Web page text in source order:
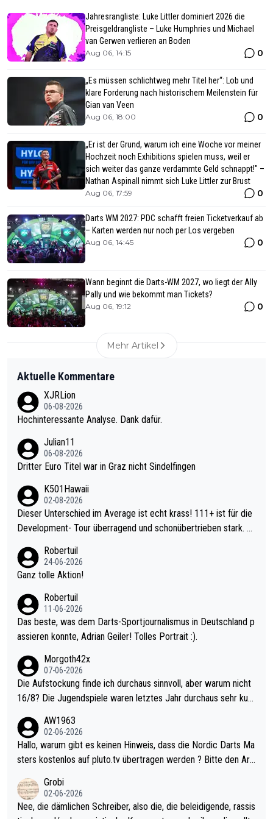
Jahresrangliste: Luke Littler dominiert 2026 die
Preisgeldrangliste – Luke Humphries und Michael
van Gerwen verlieren an Boden
Aug 06, 14:15 0
„Es müssen schlichtweg mehr Titel her“: Lob und
klare Forderung nach historischem Meilenstein für
Gian van Veen
Aug 06, 18:00 0
„Er ist der Grund, warum ich eine Woche vor meiner
Hochzeit noch Exhibitions spielen muss, weil er
sich weiter das ganze verdammte Geld schnappt!" –
Nathan Aspinall nimmt sich Luke Littler zur Brust
Aug 06, 17:59 0
Darts WM 2027: PDC schafft freien Ticketverkauf ab
– Karten werden nur noch per Los vergeben
Aug 06, 14:45 0
Wann beginnt die Darts-WM 2027, wo liegt der Ally
Pally und wie bekommt man Tickets?
Aug 06, 19:12 0
Mehr Artikel
Aktuelle Kommentare
XJRLion
06-08-2026
Hochinteressante Analyse. Dank dafür.
Julian11
06-08-2026
Dritter Euro Titel war in Graz nicht Sindelfingen
K501Hawaii
02-08-2026
Dieser Unterschied im Average ist echt krass! 111+ ist für die
Development- Tour überragend und schonübertrieben stark. U
mal 40+ erst recht. Da gewinnst keinen Blumentopf - ist ja noc
h krasser wie ein Pokalspiel eines Kreisligisten vs einem Bund
Robertuil
24-06-2026
Ganz tolle Aktion!
Robertuil
11-06-2026
Das beste, was dem Darts-Sportjournalismus in Deutschland p
assieren konnte, Adrian Geiler! Tolles Portrait :).
Morgoth42x
07-06-2026
Die Aufstockung finde ich durchaus sinnvoll, aber warum nicht
16/8? Die Jugendspiele waren letztes Jahr durchaus sehr kurz
Allerdings ist Mitchell Lawrie als Nummer 1 der Welt eh qualifi
ziert. Somit ändert die automatische Qualifikation des Weltmei
sters erstmal nichts. Ich denke sie wollen damit für nächstes J
ohl wenig WDF Turniere spielen. Dies war bei Archie Self letzt
es Jahr der Fall. Er musste als amtierender Weltmeister durch
den Qualifier und ich glaube kaum, dass Mitchel sich das (in Ve
AW1963
02-06-2026
Hallo, warum gibt es keinen Hinweis, dass die Nordic Darts Ma
sters kostenlos auf pluto.tv übertragen werden ? Bitte den Arti
Grobi
02-06-2026
Nee, die dämlichen Schreiber, also die, die beleidigende, rassis